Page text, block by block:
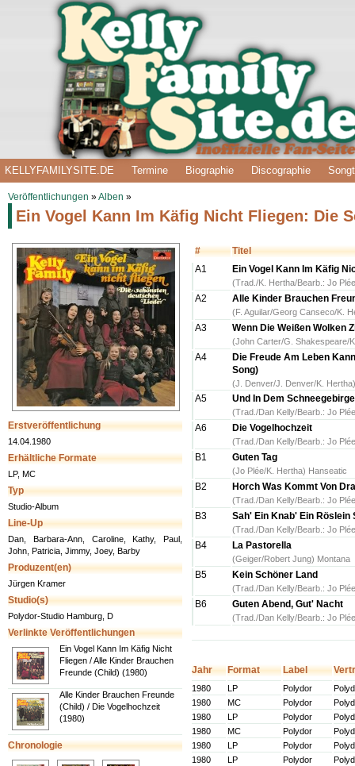
KELLYFAMILYSITE.DE Termine Biographie Discographie
Veröffentlichungen »Alben »
Ein Vogel Kann Im Käfig Nicht Fliegen: Die
Erstveröffentlichung
14.04.1980
Erhältliche Formate
LP, MC
Typ
Studio-Album
Line-Up
Dan, Barbara-Ann, Caroline, Kathy, Paul,
John, Patricia, Jimmy, Joey, Barby
Produzent(en)
Jürgen Kramer
Studio(s)
Polydor-Studio Hamburg, D
Verlinkte Veröffentlichungen
Ein Vogel Kann Im Käfig Nicht
Fliegen / Alle Kinder Brauchen
Freunde (Child) (1980)
Alle Kinder Brauchen Freunde
(Child) / Die Vogelhochzeit
(1980)
Chronologie
#
Titel
A1
Ein Vogel Kann Im Käfig
(Trad./K. Hertha/Bearb.: Jo
A2 Alle Kinder Brauchen
(F. Aguilar/Georg Canseco/K.
A3 Wenn Die Weißen Wolken
(John Carter/G. Shakespeare/
A4
Die Freude Am Leben
Song)
(J. Denver/J. Denver/K.
A5 Und In Dem Schneegebirge
(Trad./Dan Kelly/Bearb.: Jo
A6 Die Vogelhochzeit
(Trad./Dan Kelly/Bearb.: Jo
B1 Guten Tag
(Jo Plée/K. Hertha) Hanseatic
B2 Horch Was Kommt Von
(Trad./Dan Kelly/Bearb.: Jo
B3 Sah' Ein Knab' Ein Röslein
(Trad./Dan Kelly/Bearb.: Jo
B4 La Pastorella
(Geiger/Robert Jung) Montana
B5 Kein Schöner Land
(Trad./Dan Kelly/Bearb.: Jo
B6 Guten Abend, Gut' Nacht
(Trad./Dan Kelly/Bearb.: Jo
Jahr Format Label
1980 LP Polydor
1980
MC Polydor
1980
LP Polydor
1980
MC Polydor
1980
LP Polydor
1980
LP Polydor